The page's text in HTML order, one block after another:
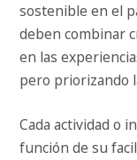
sostenible en el
deben combinar
en las
pero priorizando
Cada actividad o
función de su